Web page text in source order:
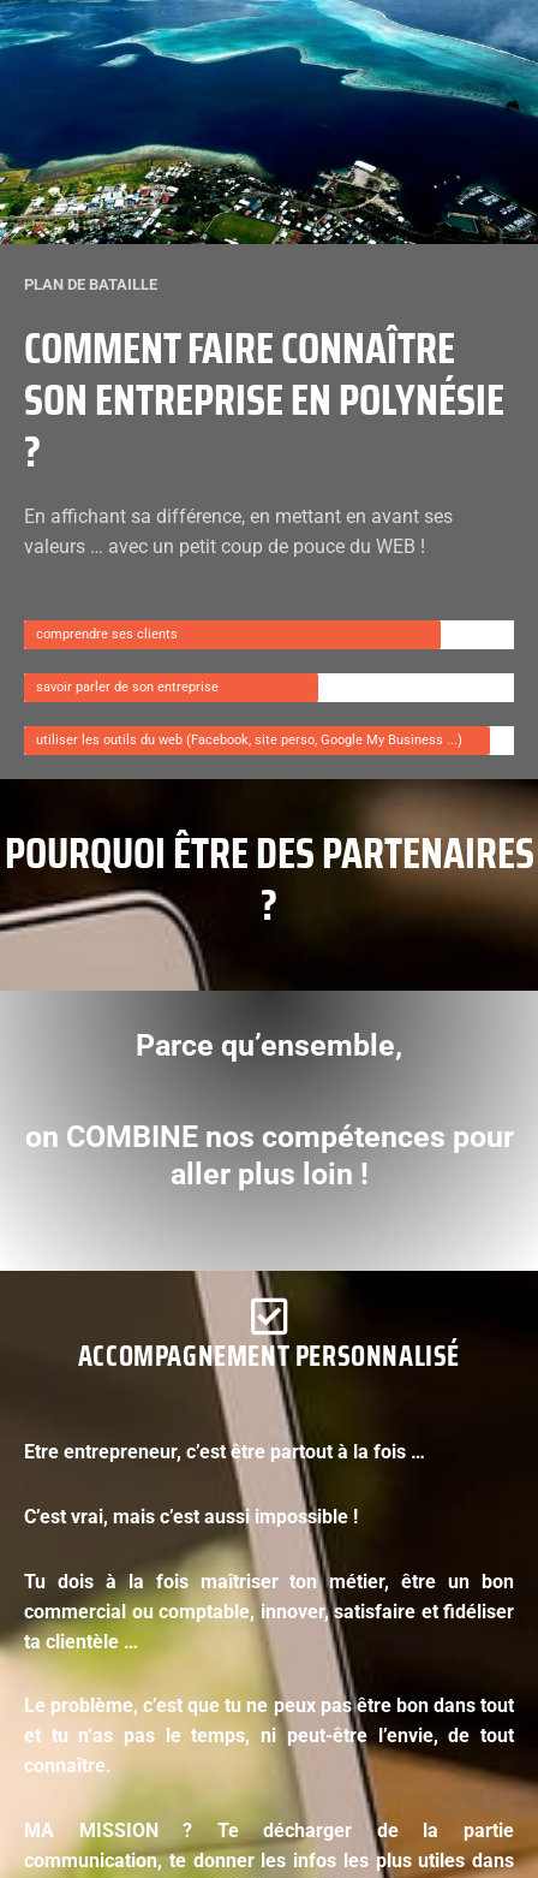
PLAN DE BATAILLE
COMMENT FAIRE CONNAÎTRE
SON ENTREPRISE EN POLYNÉSIE
?
En affichant sa différence, en mettant en avant ses
valeurs … avec un petit coup de pouce du WEB !
comprendre ses clients
savoir parler de son entreprise
utiliser les outils du web (Facebook, site perso, Google My Business ...)
POURQUOI ÊTRE DES PARTENAIRES
?​
Parce qu’ensemble,
on COMBINE nos compétences pour
aller plus loin !
ACCOMPAGNEMENT PERSONNALISÉ
Etre entrepreneur, c’est être partout à la fois …
C’est vrai, mais c’est aussi impossible !
Tu dois à la fois maîtriser ton métier, être un bon
commercial ou comptable, innover, satisfaire et fidéliser
ta clientèle …
Le problème, c’est que tu ne peux pas être bon dans tout
et tu n’as pas le temps, ni peut-être l’envie, de tout
connaître.
MA MISSION ? Te décharger de la partie
communication, te donner les infos les plus utiles dans